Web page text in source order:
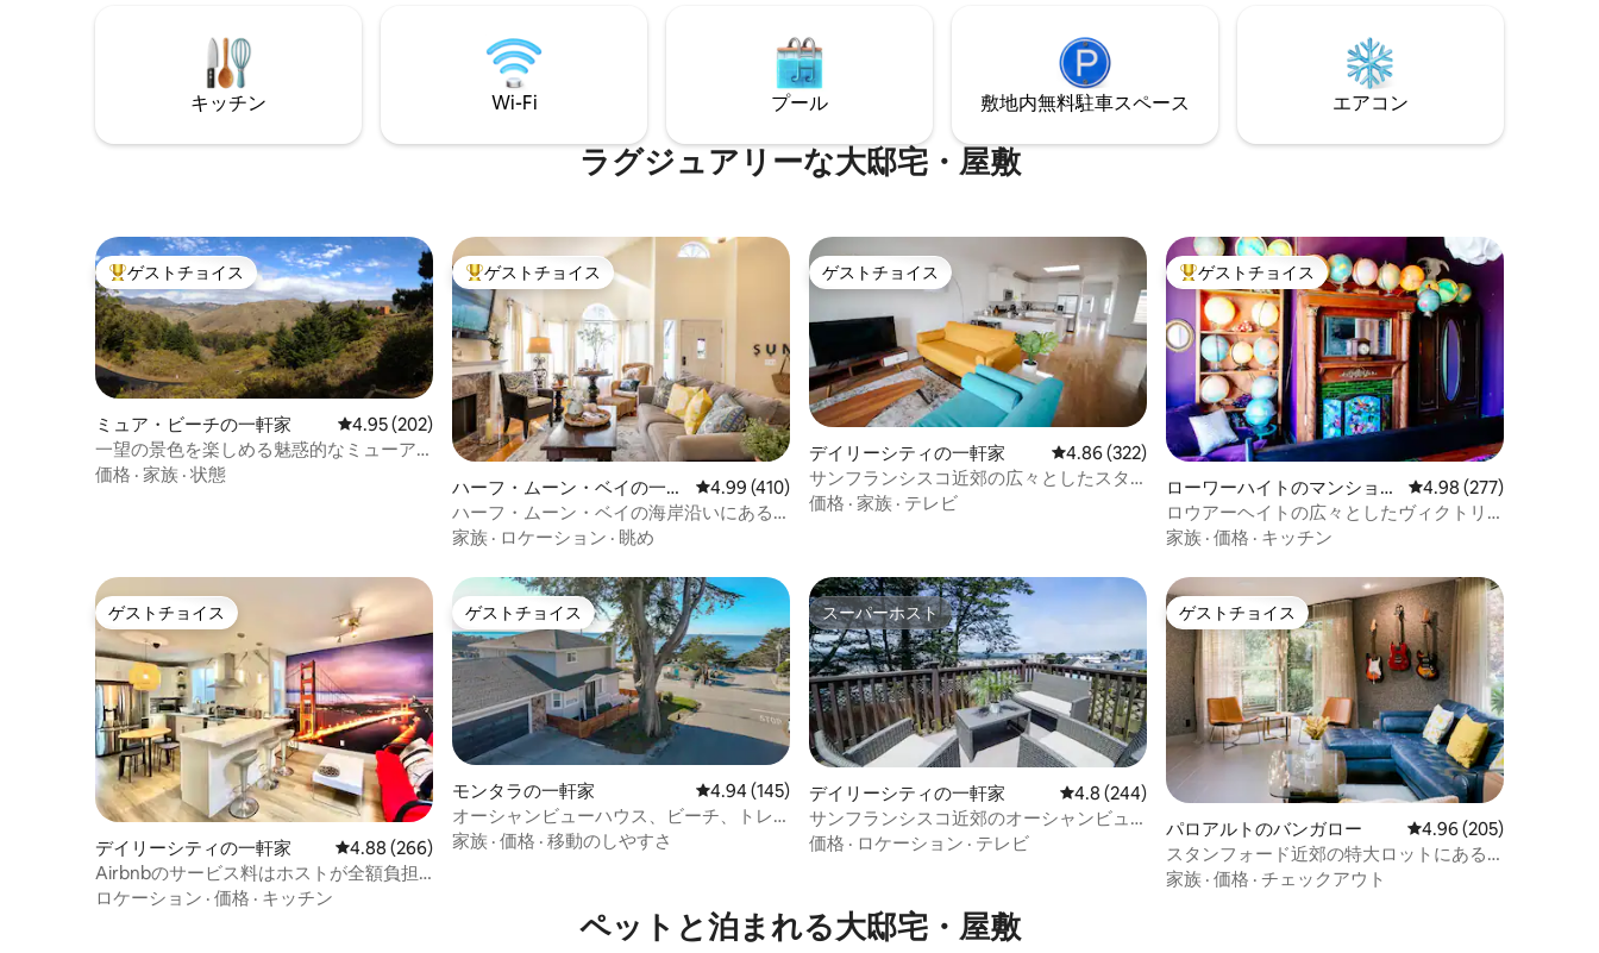
り、集まり、または大家族に最適です。
広大な専用車道に駐車スペースがたくさ
んあり、4台以上の車を駐車できます
料金（週割／月割）を提供しています。
すべての旅行者にぴったりのお部屋で
コのダウンタウンとサンフランシスコ国
際空港から車ですぐの場所にあり、高速
道路やマーケットストリートのレストラ
ンにも簡単にアクセスできます。
り、午後10時以降は厳しい騒音制限があ
キッチン Wi-Fi プール 敷地内無料駐⁠車ス⁠ペ⁠ー⁠ス エアコン
ラグジュアリーな大邸宅・屋敷
大好評のゲストチョイスです。
ゲストチョイス
ミュア・ビーチの一軒家 レビュー202件、5つ星中4.95つ星の平均評価
4.95 (202)
一望の景色を楽しめる魅惑的なミューア
ビーチの宿泊先
価格 · 家族 · 状態
大好評のゲストチョイスです。
ゲストチョイス
ハーフ・ムーン・ベイの一軒
家
レビュー410件、5つ星中4.99つ星の平均評価
4.99 (410)
ハーフ・ムーン・ベイの海岸沿いにある
家でビーチ＆ハーバー散策とスパ体験
家族 · ロケーション · 眺め
ゲストチョイス
ゲストチョイス
デイリーシティの一軒家 レビュー322件、5つ星中4.86つ星の平均評価
4.86 (322)
サンフランシスコ近郊の広々としたスタ
イリッシュな宿泊先 - グループに最適
価格 · 家族 · テレビ
大好評のゲストチョイスです。
ゲストチョイス
ローワーハイトのマンショ
ン・アパート
レビュー277件、5つ
4.98 (277)
ロウアーヘイトの広々としたヴィクトリ
ア様式
家族 · 価格 · キッチン
ゲストチョイス
ゲストチョイス
デイリーシティの一軒家 レビュー266件、5つ星中4.88つ星の平均評価
4.88 (266)
Airbnbのサービス料はホストが全額負担
します！ サンフランシスコへの入り口と
ロケーション · 価格 · キッチン
ゲストチョイス
ゲストチョイス
モンタラの一軒家 レビュー145件、5つ星中4.94つ星の平均評価
4.94 (145)
オーシャンビューハウス、ビーチ、トレ
イル、ファミリー向け
家族 · 価格 · 移動のしやすさ
スーパーホスト
スーパーホスト
デイリーシティの一軒家 レビュー244件、5つ星中4.8つ星の平均評価
4.8 (244)
サンフランシスコ近郊のオーシャンビュ
ー
価格 · ロケーション · テレビ
ゲストチョイス
ゲストチョイス
パロアルトのバンガロー レビュー205件、5つ星
4.96 (205)
スタンフォード近郊の特大ロットにある
豪華な隠れ家
家族 · 価格 · チェックアウト
ペットと泊まれる大邸宅・屋敷